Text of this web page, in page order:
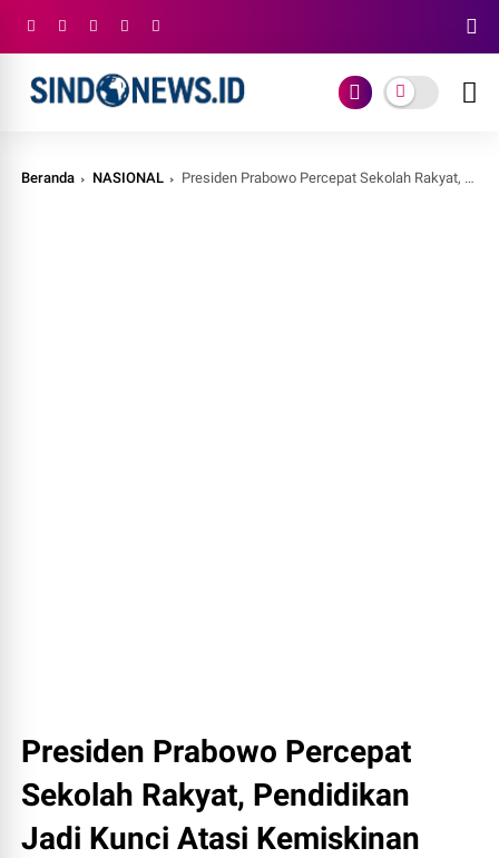
Beranda NASIONAL Presiden Prabowo Percepat Sekolah Rakyat, Pendidikan Jadi Kunci Atasi Kemiskinan
Presiden Prabowo Percepat
Sekolah Rakyat, Pendidikan
Jadi Kunci Atasi Kemiskinan